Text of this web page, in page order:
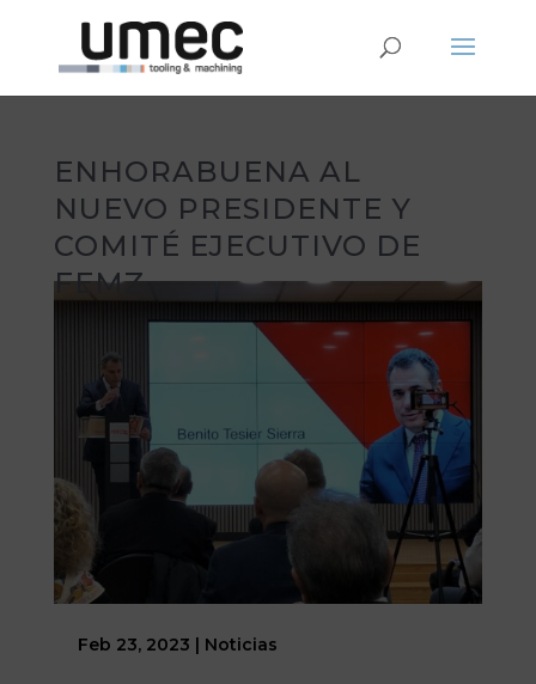
ENHORABUENA AL
NUEVO PRESIDENTE Y
COMITÉ EJECUTIVO DE
FEMZ
Feb 23, 2023 | Noticias